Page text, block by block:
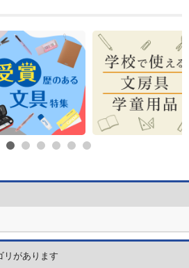
があります